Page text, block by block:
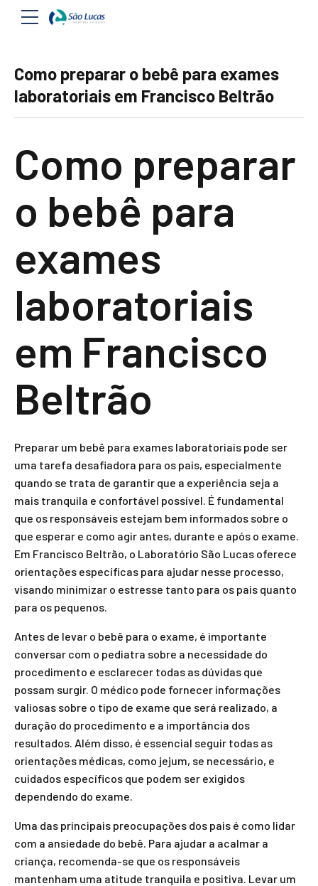
Como preparar o bebê para exames
laboratoriais em Francisco Beltrão
Como preparar
o bebê para
exames
laboratoriais
em Francisco
Beltrão
Preparar um bebê para exames laboratoriais pode ser
uma tarefa desafiadora para os pais, especialmente
quando se trata de garantir que a experiência seja a
mais tranquila e confortável possível. É fundamental
que os responsáveis estejam bem informados sobre o
que esperar e como agir antes, durante e após o exame.
Em Francisco Beltrão, o Laboratório São Lucas oferece
orientações específicas para ajudar nesse processo,
visando minimizar o estresse tanto para os pais quanto
para os pequenos.
Antes de levar o bebê para o exame, é importante
conversar com o pediatra sobre a necessidade do
procedimento e esclarecer todas as dúvidas que
possam surgir. O médico pode fornecer informações
valiosas sobre o tipo de exame que será realizado, a
duração do procedimento e a importância dos
resultados. Além disso, é essencial seguir todas as
orientações médicas, como jejum, se necessário, e
cuidados específicos que podem ser exigidos
dependendo do exame.
Uma das principais preocupações dos pais é como lidar
com a ansiedade do bebê. Para ajudar a acalmar a
criança, recomenda-se que os responsáveis
mantenham uma atitude tranquila e positiva. Levar um